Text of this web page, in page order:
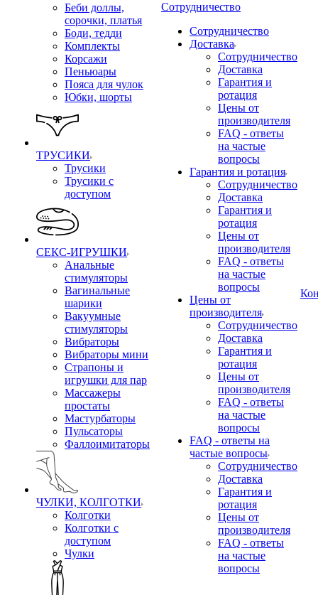
Беби доллы,
сорочки, платья
Боди, тедди
Комплекты
Корсажи
Пеньюары
Пояса для чулок
Юбки, шорты
ТРУСИКИ
Трусики
Трусики с
доступом
СЕКС-ИГРУШКИ
Анальные
стимуляторы
Вагинальные
шарики
Вакуумные
стимуляторы
Вибраторы
Вибраторы мини
Страпоны и
игрушки для пар
Массажеры
простаты
Мастурбаторы
Пульсаторы
Фаллоимитаторы
ЧУЛКИ, КОЛГОТКИ
Колготки
Колготки с
доступом
Чулки
Сотрудничество
Сотрудничество
Доставка
Сотрудничество
Доставка
Гарантия и
ротация
Цены от
производителя
FAQ - ответы
на частые
вопросы
Гарантия и ротация
Сотрудничество
Доставка
Гарантия и
ротация
Цены от
производителя
FAQ - ответы
на частые
вопросы
Цены от
производителя
Сотрудничество
Доставка
Гарантия и
ротация
Цены от
производителя
FAQ - ответы
на частые
вопросы
FAQ - ответы на
частые вопросы
Сотрудничество
Доставка
Гарантия и
ротация
Цены от
производителя
FAQ - ответы
на частые
вопросы